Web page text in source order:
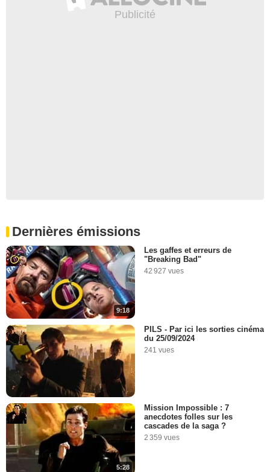
Dernières émissions
9:18
Les gaffes et erreurs de
"Breaking Bad"
42 927 vues
PILS - Par ici les sorties cinéma
du 25/09/2024
241 vues
5:28
Mission Impossible : 7
anecdotes folles sur les
cascades de la saga ?
2 359 vues